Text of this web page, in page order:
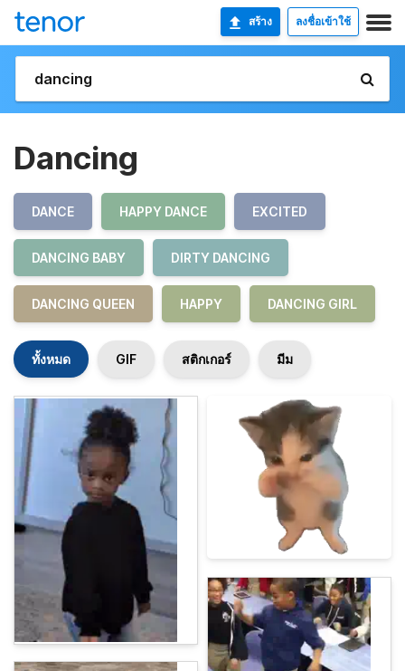
สร้าง ลงชื่อเข้าใช้
Dancing
DANCE HAPPY DANCE EXCITED
DANCING BABY DIRTY DANCING
DANCING QUEEN HAPPY DANCING GIRL
ทั้งหมด GIF สติกเกอร์ มีม